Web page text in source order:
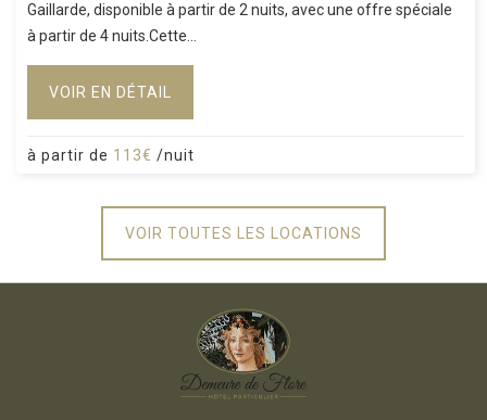
Gaillarde, disponible à partir de 2 nuits, avec une offre spéciale
à partir de 4 nuits.Cette...
VOIR EN DÉTAIL
à partir de 113€ /nuit
VOIR TOUTES LES LOCATIONS